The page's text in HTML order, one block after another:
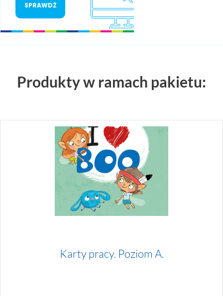
SPRAWDŻ
Produkty w ramach pakietu:
Karty pracy. Poziom A.